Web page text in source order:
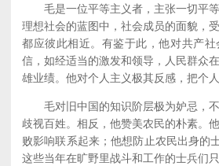
毛是一位平等主义者，主张一切平等
理想社会的蓝图中，社会成员的面貌，
都应彼此相近。有鉴于此，他对共产
信，如经适当的激发和领导，人民群众
雄业绩。他对个人主义极其反感，把个
毛对旧中国的知识阶层极为妒忌，不
歧视百姓。相反，他赞美农民的朴素。
败影响联系起来；他想防止农民出身的
这些当年在旷野里战斗和工作的士兵们